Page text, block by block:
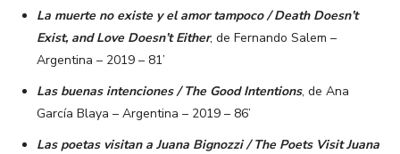
La muerte no existe y el amor tampoco / Death Doesn’t
Exist, and Love Doesn’t Either, de Fernando Salem –
Argentina – 2019 – 81’
Las buenas intenciones / The Good Intentions, de Ana
García Blaya – Argentina – 2019 – 86’
Las poetas visitan a Juana Bignozzi / The Poets Visit Juana